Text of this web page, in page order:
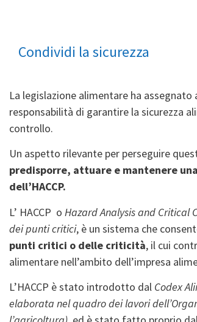
Condividi la sicurezza
La legislazione alimentare ha assegnato
responsabilità di garantire la sicurezza
controllo.
Un aspetto rilevante per perseguire
predisporre, attuare e mantenere
dell’HACCP.
L’ HACCP o Hazard Analysis and Critical
dei punti critici, è un sistema che
punti critici o delle criticità, il cui
alimentare nell’ambito dell’impresa
L’HACCP è stato introdotto dal Codex
elaborata nel quadro dei lavori